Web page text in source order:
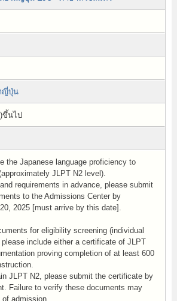
ญี่ปุ่น
ขึ้นไป
the Japanese language proficiency to
JLPT N2 level).
requirements in advance, please submit
to the Admissions Center by
2025 [must arrive by this date].
for eligibility screening (individual
include either a certificate of JLPT
proving completion of at least 600
JLPT N2, please submit the certificate by
Failure to verify these documents may
admission.